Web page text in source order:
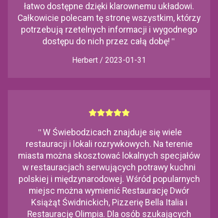
łatwo dostępne dzięki klarownemu układowi.
Całkowicie polecam tę stronę wszystkim, którzy
potrzebują rzetelnych informacji i wygodnego
dostępu do nich przez całą dobę! "
Herbert / 2023-01-31
"W Świebodzicach znajduje się wiele
restauracji i lokali rozrywkowych. Na terenie
miasta można skosztować lokalnych specjałów
w restauracjach serwujących potrawy kuchni
polskiej i międzynarodowej. Wśród popularnych
miejsc można wymienić Restaurację Dwór
Książąt Świdnickich, Pizzerię Bella Italia i
Restaurację Olimpia. Dla osób szukających